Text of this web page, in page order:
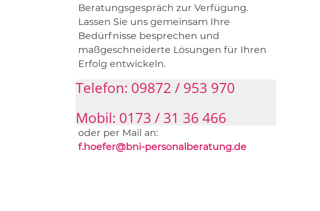
Beratungsgespräch zur Verfügung.
Lassen Sie uns gemeinsam Ihre
Bedürfnisse besprechen und
maßgeschneiderte Lösungen für Ihren
Erfolg entwickeln.
Telefon: 09872 / 953 970
Mobil: 0173 / 31 36 466
oder per Mail an:
f.hoefer@bni-personalberatung.de